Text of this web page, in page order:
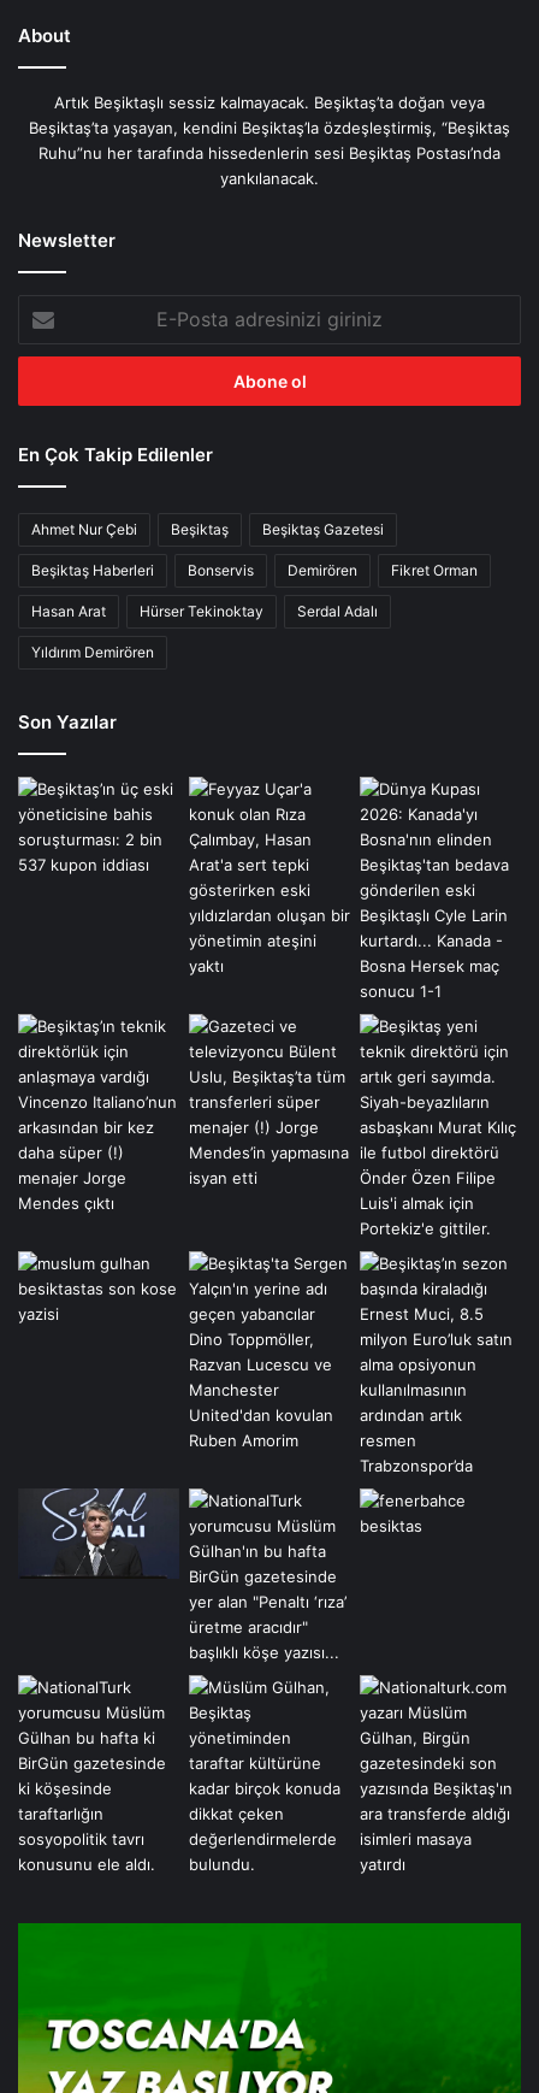
About
Artık Beşiktaşlı sessiz kalmayacak. Beşiktaş’ta doğan veya
Beşiktaş’ta yaşayan, kendini Beşiktaş’la özdeşleştirmiş, “Beşiktaş
Ruhu”nu her tarafında hissedenlerin sesi Beşiktaş Postası’nda
yankılanacak.
Newsletter
Posta
adresinizi
En Çok Takip Edilenler
Ahmet Nur Çebi Beşiktaş Beşiktaş Gazetesi
Beşiktaş Haberleri Bonservis Demirören Fikret Orman
Hasan Arat Hürser Tekinoktay Serdal Adalı
Yıldırım Demirören
Son Yazılar